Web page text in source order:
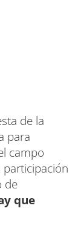
de la
para
campo
participación
de
que